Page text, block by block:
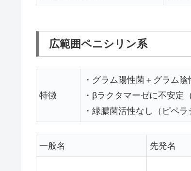
広範囲ペニシリン系
特徴
・グラム陽性菌＋グラム
・βラクタマーゼに不安定
・緑膿菌活性なし（ピペラ
一般名 先発名